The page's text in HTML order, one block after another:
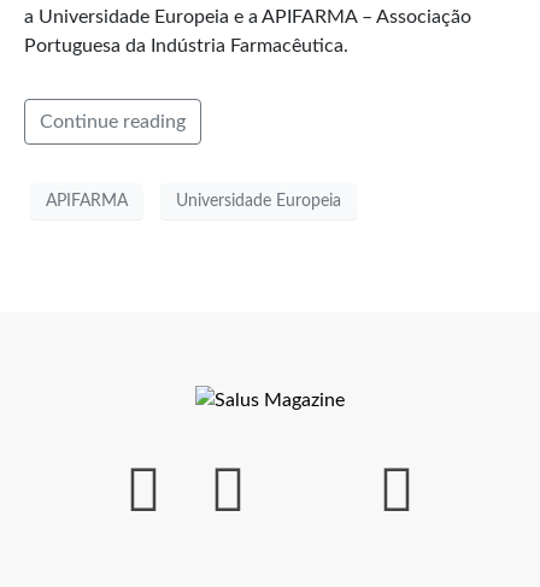
a Universidade Europeia e a APIFARMA – Associação
Portuguesa da Indústria Farmacêutica.
Continue reading
APIFARMA Universidade Europeia